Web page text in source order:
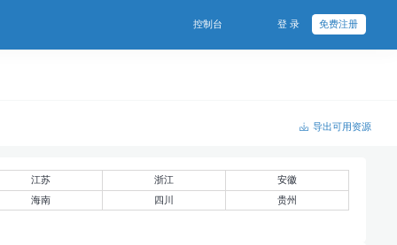
控制台 登 录 免费注册
导出可用资源
江苏 浙江
安徽
海南
四川 贵州